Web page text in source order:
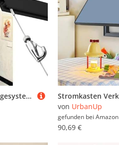
Bilderschienen Aufhängesystem Schwarzes Galeriesystem-Bilderschienen-Set zum Aufhängen von Kunstwerken, Wandschiene mit Verstellbaren Haken, Spiegelaufhängung(4.9'/1.5m Cable,50"/127cm Track)
von UrbanUp
gefunden bei Amazon
90,69 €